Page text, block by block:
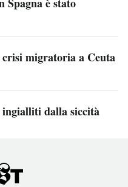
migratoria a Ceuta
dalla siccità